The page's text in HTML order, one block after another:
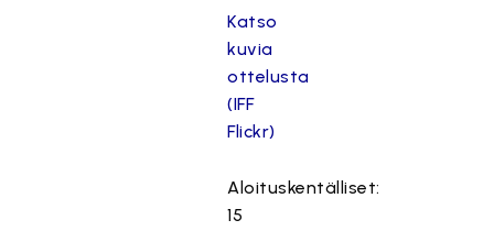
Katso
kuvia
ottelusta
(IFF
Flickr)
Aloituskentälliset:
15